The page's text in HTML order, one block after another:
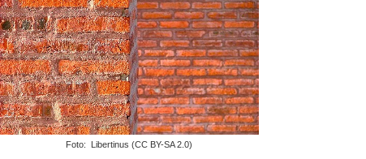
Foto: Libertinus (CC BY-SA 2.0)